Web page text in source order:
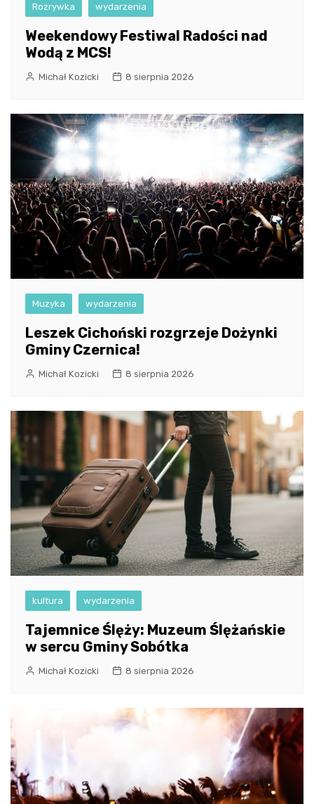
Rozrywka wydarzenia
Weekendowy Festiwal Radości nad
Wodą z MCS!
Michał Kozicki 8 sierpnia 2026
Muzyka wydarzenia
Leszek Cichoński rozgrzeje Dożynki
Gminy Czernica!
Michał Kozicki 8 sierpnia 2026
kultura wydarzenia
Tajemnice Ślęży: Muzeum Ślężańskie
w sercu Gminy Sobótka
Michał Kozicki 8 sierpnia 2026